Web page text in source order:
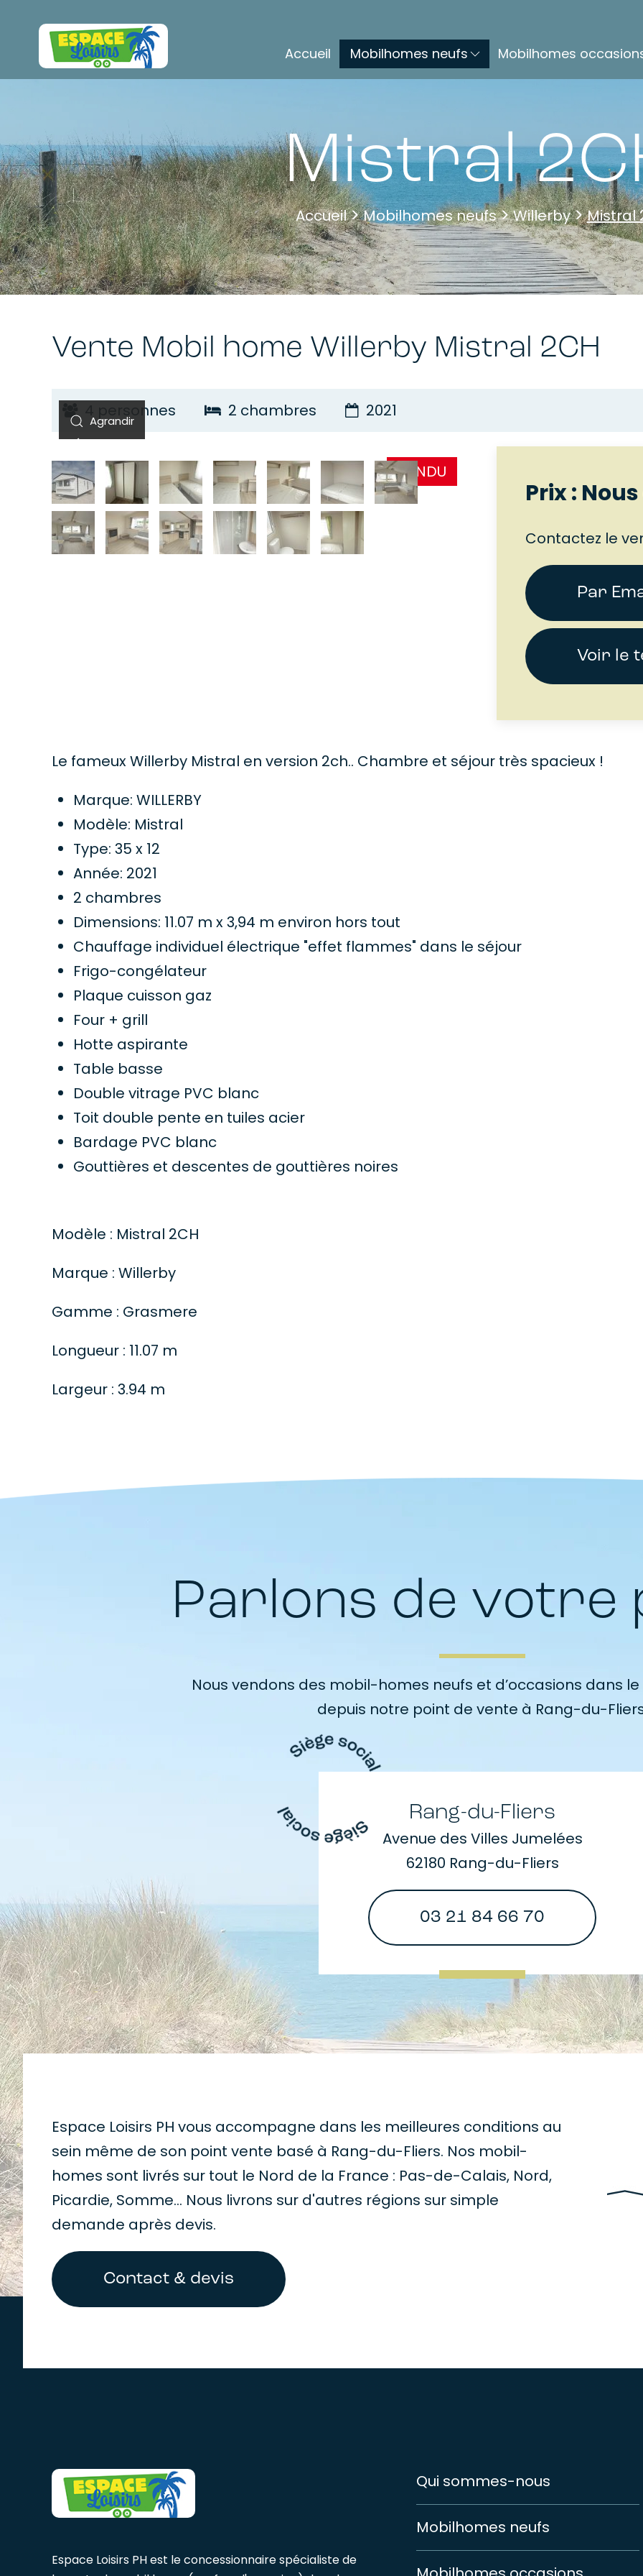
Accueil
Mobilhomes neufs Mobilhomes
Mistral
Accueil Mobilhomes neufs Willerby Mistral
Vente Mobil home Willerby Mistral 2CH
4 personnes 2 chambres 2021
VENDU
Prix :
Contactez le
Par
Voir le
Le fameux Willerby Mistral en version 2ch.. Chambre et séjour très spacieux !
Marque: WILLERBY
Modèle: Mistral
Type: 35 x 12
Année: 2021
2 chambres
Dimensions: 11.07 m x 3,94 m environ hors tout
Chauffage individuel électrique "effet flammes" dans le séjour
Frigo-congélateur
Plaque cuisson gaz
Four + grill
Hotte aspirante
Table basse
Double vitrage PVC blanc
Toit double pente en tuiles acier
Bardage PVC blanc
Gouttières et descentes de gouttières noires
Modèle : Mistral 2CH
Marque : Willerby
Gamme : Grasmere
Longueur : 11.07 m
Largeur : 3.94 m
Parlons de votre
Nous vendons des mobil-homes neufs et d’occasions dans
depuis notre point de vente à Rang-du-
Rang-du-Fliers
Avenue des Villes Jumelées
62180 Rang-du-Fliers
03 21 84 66 70
Espace Loisirs PH vous accompagne dans les meilleures conditions au
sein même de son point vente basé à Rang-du-Fliers. Nos mobil-
homes sont livrés sur tout le Nord de la France : Pas-de-Calais, Nord,
Picardie, Somme... Nous livrons sur d'autres régions sur simple
demande après devis.
Contact & devis
Espace Loisirs PH est le concessionnaire spécialiste de
Qui sommes-nous
Mobilhomes neufs